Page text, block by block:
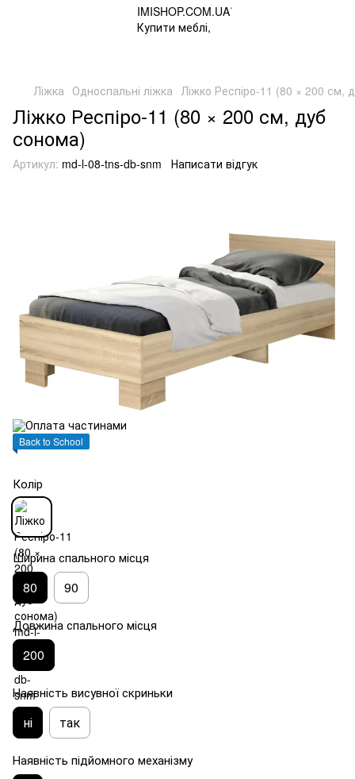
Ліжка Односпальні ліжка Ліжко Респіро-11 (80 × 200 см,
Ліжко Респіро-11 (80 × 200 см, дуб
сонома)
Артикул: md-l-08-tns-db-snm Написати відгук
Back to School
Колір
Ширина спального місця
80 90
Довжина спального місця
200
Наявність висувної скриньки
ні так
Наявність підйомного механізму